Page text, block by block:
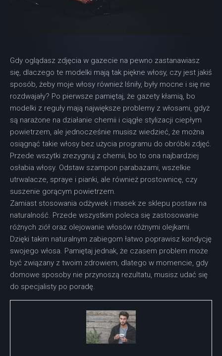
Gdy oglądasz zdjęcia w gazecie na pewno zastanawiasz
się, dlaczego te modelki mają tak piękne włosy, czy jest jakiś
sposób, żeby moje włosy również lśniły, były mocne i się nie
rozdwajały? Po pierwsze pamiętaj, że gazety kłamią, bo
modelki z reguły mają największe problemy z włosami, gdyż
są narażone na działanie chemii i ciągłe stylizacji ciepłym
powietrzem, ale jednocześnie musisz wiedzieć, że można
osiągnąć takie włosy bez użycia programu do obróbki zdjęć.
Przede wszytki zrezygnuj z chemii, bo to ona najbardziej
osłabia włosy. Odstaw szampon parabazami, wszelkie
utrwalacze, spraye i pianki, ale również prostownicę, czy
suszenie gorącym powietrzem.
Zamiast stosowania odżywek i masek ze sklepu postaw na
naturalność. Przede wszystkim poleca się zastosowanie
różnych ziół oraz olejowanie włosów różnymi olejkami.
Dzięki takim naturalnym zabiegom łatwo poprawisz kondycję
swojego włosa. Pamiętaj jednak, że czasem problem może
być związany z twoim zdrowiem, dlatego w momencie, gdy
domowe sposoby nie przynoszą rezultatu, musisz udać się
do specjalisty po poradę.